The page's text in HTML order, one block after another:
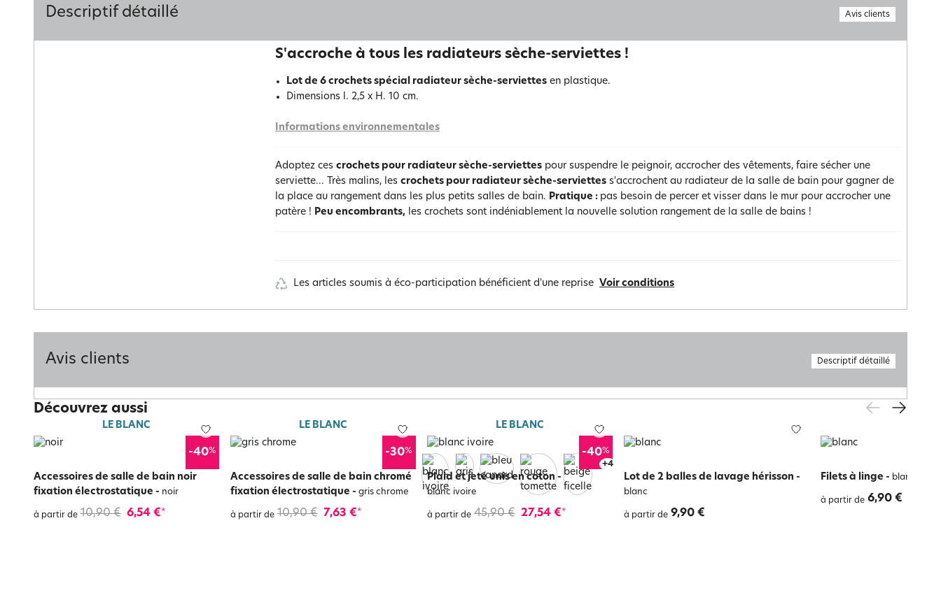
Descriptif détaillé Avis clients
S'accroche à tous les radiateurs sèche-serviettes !
Lot de 6 crochets spécial radiateur sèche-serviettes en plastique.
Dimensions l. 2,5 x H. 10 cm.
Informations environnementales
Adoptez ces crochets pour radiateur sèche-serviettes pour suspendre le peignoir, accrocher des vêtements, faire sécher une
serviette... Très malins, les crochets pour radiateur sèche-serviettes s'accrochent au radiateur de la salle de bain pour gagner de
la place au rangement dans les plus petits salles de bain. Pratique : pas besoin de percer et visser dans le mur pour accrocher une
patère ! Peu encombrants, les crochets sont indéniablement la nouvelle solution rangement de la salle de bains !
Les articles soumis à éco-participation bénéficient d'une reprise Voir conditions
Avis clients Descriptif détaillé
Découvrez aussi
LE BLANC
-40%
Accessoires de salle de bain noir
fixation électrostatique - noir
à partir de 10,90 € 6,54 €*
LE BLANC
-30%
Accessoires de salle de bain chromé
fixation électrostatique - gris chrome
à partir de 10,90 € 7,63 €*
LE BLANC
-40%
+8
Plaid et jeté unis en coton-
blanc ivoire
à partir de 45,90 € 27,54 €*
Lot de 2 balles de lavage hérisson -
blanc
à partir de 9,90 €
Filets à linge - blanc
à partir de 6,90 €